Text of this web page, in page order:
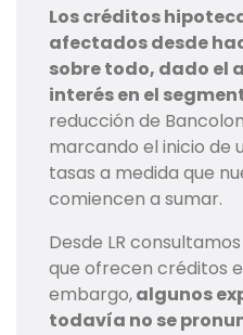
Los créditos
afectados desde
sobre todo, dado el
interés en el
reducción de
marcando el inicio de
tasas a medida que
comiencen a sumar.
Desde LR
que ofrecen créditos
embargo,algunos
todavía no se